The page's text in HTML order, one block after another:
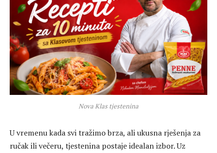
Nova Klas tjestenina
U vremenu kada svi tražimo brza, ali ukusna rješenja za
ručak ili večeru, tjestenina postaje idealan izbor. Uz